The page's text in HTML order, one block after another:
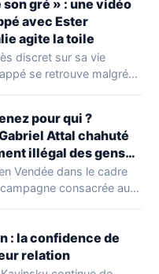
gré » : une vidéo
avec Ester
agite la toile
discret sur sa vie
se retrouve malgré
pour qui ?
Attal chahuté
illégal des gens
Vendée dans le cadre
consacrée aux
: la confidence de
relation